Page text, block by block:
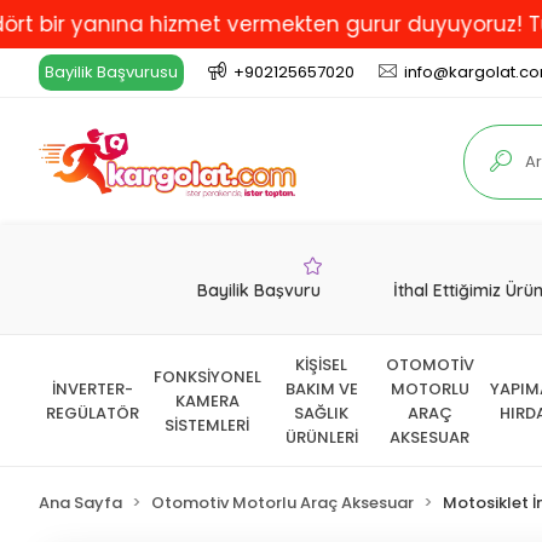
hizmet vermekten gurur duyuyoruz!
Bayilik Başvurusu +902125657020
Bayilik Başvuru İthal Ettiğimiz
İNVERTER-
REGÜLATÖR
FONKSİYONEL
KAMERA
SİSTEMLERİ
KİŞİSEL
BAKIM VE
SAĞLIK
ÜRÜNLERİ
OTOMOTİV
MOTORLU
ARAÇ
AKSESUAR
Ana Sayfa Otomotiv Motorlu Araç Aksesuar Motosiklet